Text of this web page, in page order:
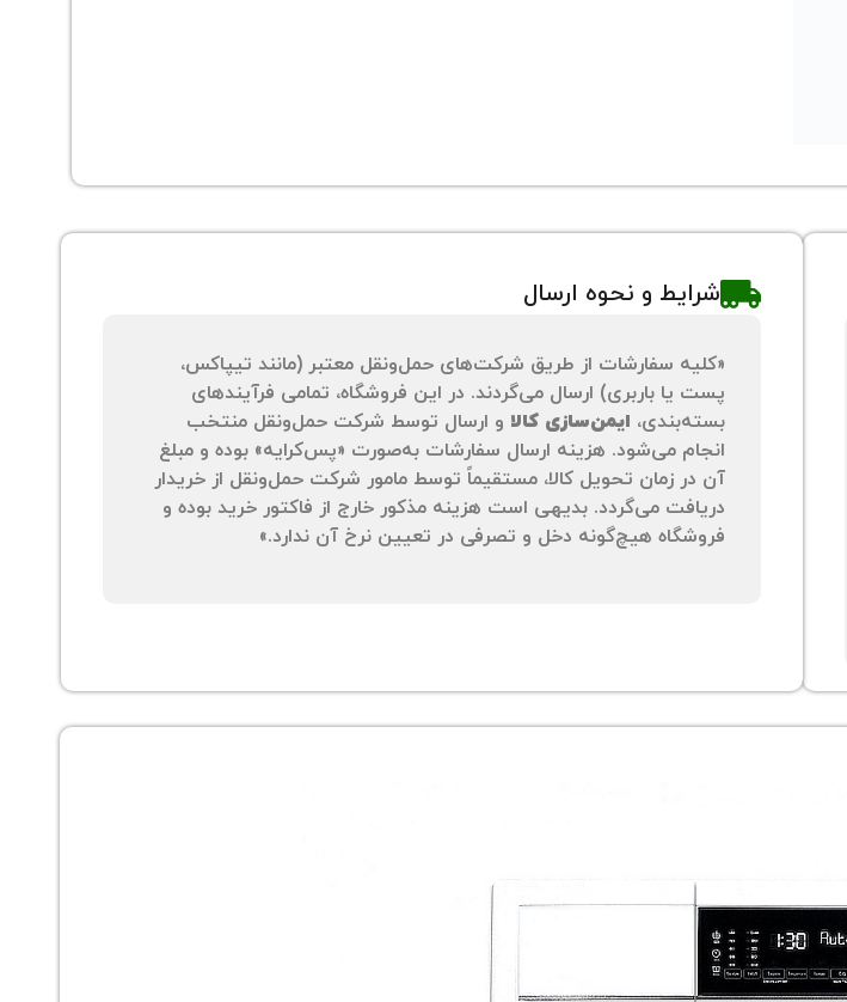
شرایط و نحوه ارسال
«کلیه سفارشات از طریق شرکت‌های حمل‌ونقل معتبر (مانند تیپاکس،
پست یا باربری) ارسال می‌گردند. در این فروشگاه، تمامی فرآیندهای
بسته‌بندی، ایمن‌سازی کالا و ارسال توسط شرکت حمل‌ونقل منتخب
انجام می‌شود. هزینه ارسال سفارشات به‌صورت «پس‌کرایه» بوده و مبلغ
آن در زمان تحویل کالا، مستقیماً توسط مامور شرکت حمل‌ونقل از خریدار
دریافت می‌گردد. بدیهی است هزینه مذکور خارج از فاکتور خرید بوده و
فروشگاه هیچ‌گونه دخل و تصرفی در تعیین نرخ آن ندارد.»